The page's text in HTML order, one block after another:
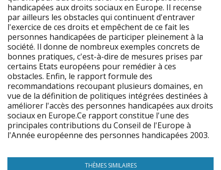
handicapées aux droits sociaux en Europe. Il recense
par ailleurs les obstacles qui continuent d'entraver
l'exercice de ces droits et empêchent de ce fait les
personnes handicapées de participer pleinement à la
société. Il donne de nombreux exemples concrets de
bonnes pratiques, c'est-à-dire de mesures prises par
certains Etats européens pour remédier à ces
obstacles. Enfin, le rapport formule des
recommandations recoupant plusieurs domaines, en
vue de la définition de politiques intégrées destinées à
améliorer l'accès des personnes handicapées aux droits
sociaux en Europe.Ce rapport constitue l'une des
principales contributions du Conseil de l'Europe à
l'Année européenne des personnes handicapées 2003.
THÈMES SIMILAIRES